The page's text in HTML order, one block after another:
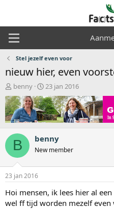
Stel jezelf even voor
nieuw hier, even
O
n
d
e
r
w
e
r
p
s
t
r
t
benny
S
t
a
r
t
a
t
m
23 jan 2016
B benny
New member
23 jan 2016
Hoi mensen, ik lees hier al
wel ff tijd worden mezelf